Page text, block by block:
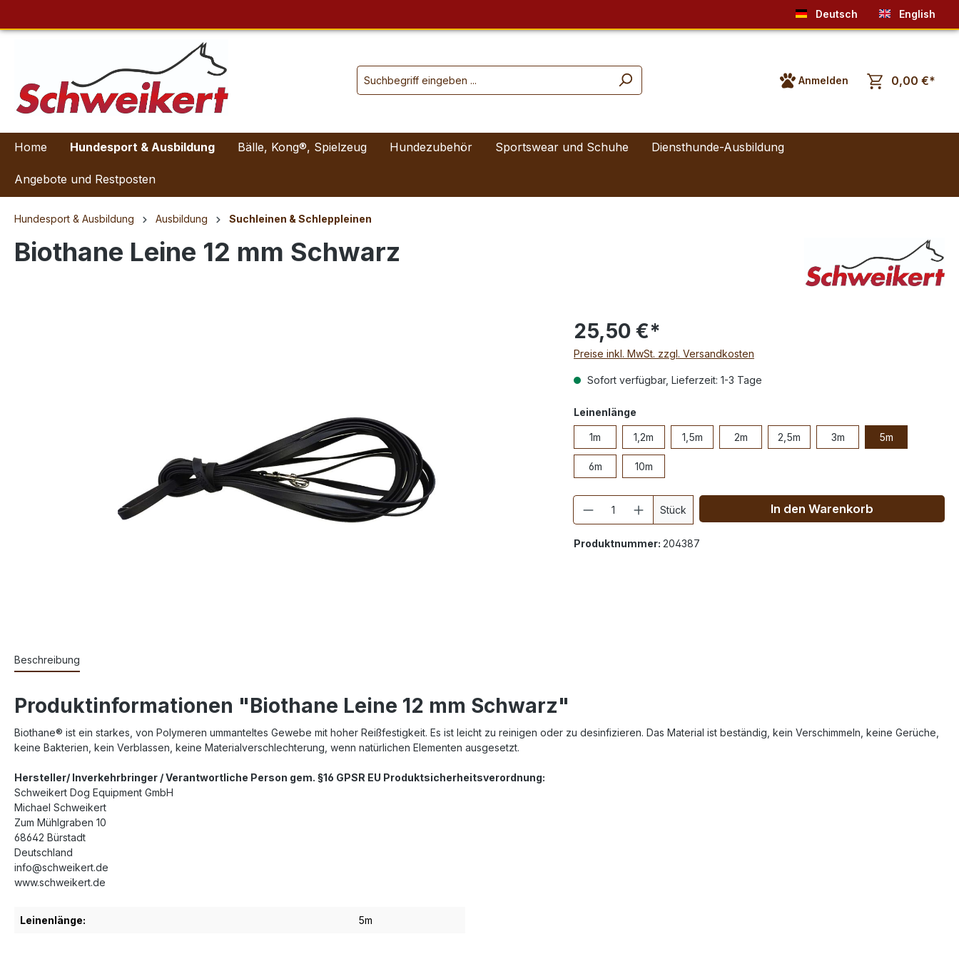
Deutsch English
Anmelden 0,00 €*
Home Hundesport & Ausbildung Bälle, Kong®, Spielzeug Hundezubehör Sportswear und Schuhe Diensthunde-Ausbildung
Angebote und Restposten
Hundesport & Ausbildung Ausbildung Suchleinen & Schleppleinen
Biothane Leine 12 mm Schwarz
25,50 €*
Preise inkl. MwSt. zzgl. Versandkosten
Sofort verfügbar, Lieferzeit: 1-3 Tage
Leinenlänge
1m 1,2m 1,5m 2m 2,5m 3m 5m
6m 10m
Anzahl
Stück In den Warenkorb
Produktnummer: 204387
Beschreibung
Produktinformationen "Biothane Leine 12 mm Schwarz"
Biothane® ist ein starkes, von Polymeren ummanteltes Gewebe mit hoher Reißfestigkeit. Es ist leicht zu reinigen oder zu desinfizieren. Das Material ist beständig, kein Verschimmeln, keine Gerüche,
keine Bakterien, kein Verblassen, keine Materialverschlechterung, wenn natürlichen Elementen ausgesetzt.
Hersteller/ Inverkehrbringer / Verantwortliche Person gem. §16 GPSR EU Produktsicherheitsverordnung:
Schweikert Dog Equipment GmbH
Michael Schweikert
Zum Mühlgraben 10
68642 Bürstadt
Deutschland
info@schweikert.de
www.schweikert.de
Leinenlänge: 5m